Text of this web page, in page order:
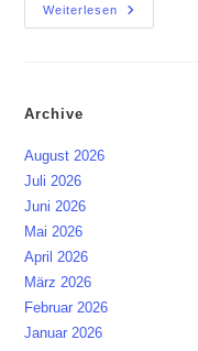
Weiterlesen
Logbook
#001
Archive
August 2026
Juli 2026
Juni 2026
Mai 2026
April 2026
März 2026
Februar 2026
Januar 2026